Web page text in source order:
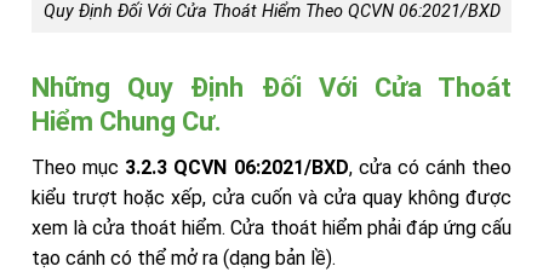
Quy Định Đối Với Cửa Thoát Hiểm Theo QCVN 06:2021/BXD
Những Quy Định Đối Với Cửa Thoát
Hiểm Chung Cư.
Theo mục 3.2.3 QCVN 06:2021/BXD, cửa có cánh theo
kiểu trượt hoặc xếp, cửa cuốn và cửa quay không được
xem là cửa thoát hiểm. Cửa thoát hiểm phải đáp ứng cấu
tạo cánh có thể mở ra (dạng bản lề).